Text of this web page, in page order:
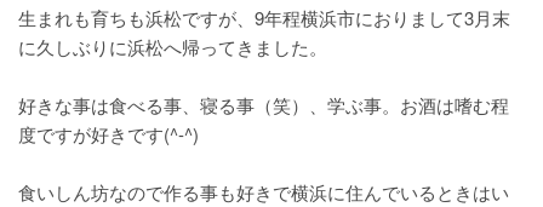
生まれも育ちも浜松ですが、9年程横浜市におりまして3月末
に久しぶりに浜松へ帰ってきました。
好きな事は食べる事、寝る事（笑）、学ぶ事。お酒は嗜む程
度ですが好きです(^-^)
食いしん坊なので作る事も好きで横浜に住んでいるときはい